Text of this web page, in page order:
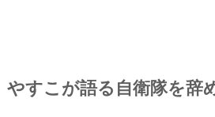
やすこが語る自衛隊を辞